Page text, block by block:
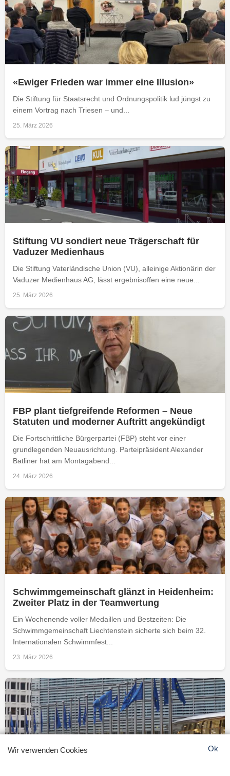
«Ewiger Frieden war immer eine Illusion»
Die Stiftung für Staatsrecht und Ordnungspolitik lud jüngst zu
einem Vortrag nach Triesen – und...
25. März 2026
Stiftung VU sondiert neue Trägerschaft für
Vaduzer Medienhaus
Die Stiftung Vaterländische Union (VU), alleinige Aktionärin der
Vaduzer Medienhaus AG, lässt ergebnisoffen eine neue...
25. März 2026
FBP plant tiefgreifende Reformen – Neue
Statuten und moderner Auftritt angekündigt
Die Fortschrittliche Bürgerpartei (FBP) steht vor einer
grundlegenden Neuausrichtung. Parteipräsident Alexander
Batliner hat am Montagabend...
24. März 2026
Schwimmgemeinschaft glänzt in Heidenheim:
Zweiter Platz in der Teamwertung
Ein Wochenende voller Medaillen und Bestzeiten: Die
Schwimmgemeinschaft Liechtenstein sicherte sich beim 32.
Internationalen Schwimmfest...
23. März 2026
Wir verwenden Cookies Ok